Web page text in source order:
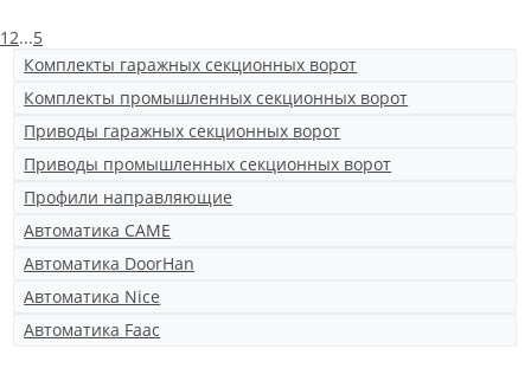
12...5
Комплекты гаражных секционных ворот
Комплекты промышленных секционных ворот
Приводы гаражных секционных ворот
Приводы промышленных секционных ворот
Профили направляющие
Автоматика CAME
Автоматика DoorHan
Автоматика Nice
Автоматика Faac